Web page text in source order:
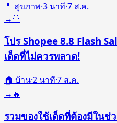
💊 สุขภาพ·3 นาที·7 ส.ค.
→💛
โปร Shopee 8.8 Flash
เด็ดที่ไม่ควรพลาด!
🏠 บ้าน·2 นาที·7 ส.ค.
→ 🔥
รวมของใช้เด็ดที่ต้องมีในช่